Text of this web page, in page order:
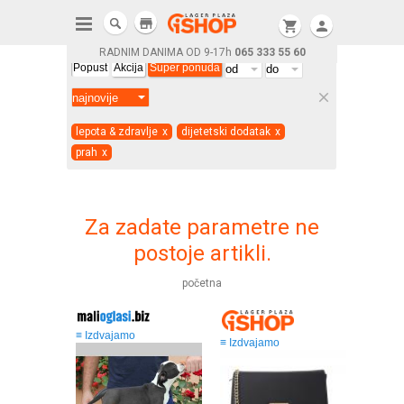
RADNIM DANIMA OD 9-17h 065 333 55 60
shopping_cart person
store
Popust Akcija Super ponuda
clear
lepota & zdravlje x dijetetski dodatak x
prah x
Za zadate parametre ne
postoje artikli.
početna